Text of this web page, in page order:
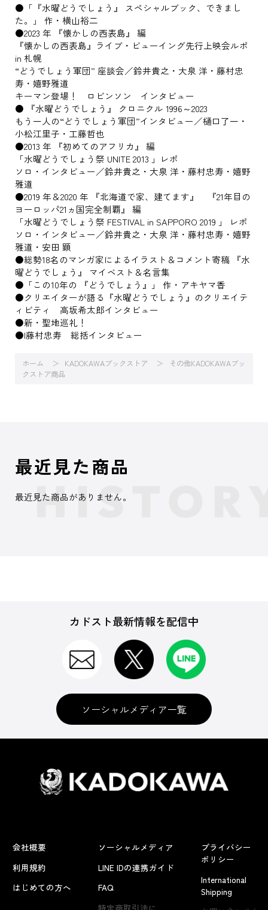
●「『水曜どうでしょう』 スペシャルブック、できまし
た。」 作・横山裕二
●2023 年 『懐かしの西表島』 編
『懐かしの西表島』ライブ・ビューイング先行上映会ルポ
in 札幌
“どうでしょう軍団” 座談会／鈴井貴之・大泉 洋・藤村忠
寿・嬉野雅道
キーマン登場！ ロビンソン インタビュー
● 『水曜どうでしょう』 クロニクル 1996～2023
もう一人の“どうでしょう軍団”インタビュー／樋口了一・
小松江里子・工藤哲也
●2013 年 『初めてのアフリカ』 編
「水曜どうでしょう祭 UNITE 2013 」レポ
ソロ・インタビュー／鈴井貴之・大泉 洋・藤村忠寿・嬉野
雅道
●2019 年＆2020 年 『北海道で家、建てます』 『21年目の
ヨーロッパ21ヵ国完全制覇』 編
「水曜どうでしょう祭 FESTIVAL in SAPPORO 2019 」 レポ
ソロ・インタビュー／鈴井貴之・大泉 洋・藤村忠寿・嬉野
雅道・安田 顕
●総勢18名のマンガ家によるイラスト＆コメント寄稿 『水
曜どうでしょう』 マイベスト＆名言集
●「この10年の 『どうでしょう』」 作・アキヤマ香
●クリエイターが語る『水曜どうでしょう』のクリエイテ
ィビティ 高坂希太郎インタビュー
●新・聖地巡礼！
●I藤村忠寿 総括インタビュー
ホーム KADOKAWAブックストア
その他KADOKAWAブッ
クストア商品
よくあるお問い合わせ
最近見た商品
最近見た商品がありません。
カドスト最新情報を配信中
ソーシャルメディア一覧
会社概要
利用規約
はじめての方へ
ソーシャルメディア
LINE IDの連携ガイド
FAQ
特定商取引法に
プライバシー
ポリシー
International
Shipping